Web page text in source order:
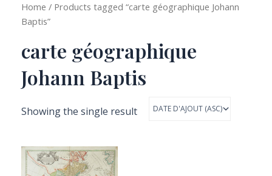
Home / Products tagged “carte géographique Johann
Baptis”
carte géographique
Johann Baptis
Showing the single result